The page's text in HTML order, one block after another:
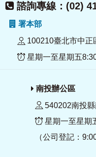
諮詢專線：(02)
署本部
100210臺北市中正
星期一至星期五
南投辦公區
540202南投
星期一至星期
（公司登記：